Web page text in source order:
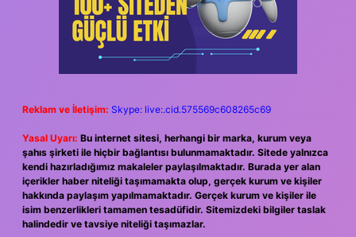
Reklam ve İletişim: Skype: live:.cid.575569c608265c69
Yasal Uyarı: Bu internet sitesi, herhangi bir marka, kurum veya
şahıs şirketi ile hiçbir bağlantısı bulunmamaktadır. Sitede yalnızca
kendi hazırladığımız makaleler paylaşılmaktadır. Burada yer alan
içerikler haber niteliği taşımamakta olup, gerçek kurum ve kişiler
hakkında paylaşım yapılmamaktadır. Gerçek kurum ve kişiler ile
isim benzerlikleri tamamen tesadüfidir. Sitemizdeki bilgiler taslak
halindedir ve tavsiye niteliği taşımazlar.